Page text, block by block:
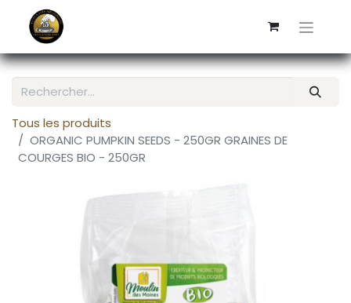
Tous les produits
ORGANIC PUMPKIN SEEDS - 250GR GRAINES DE
COURGES BIO - 250GR